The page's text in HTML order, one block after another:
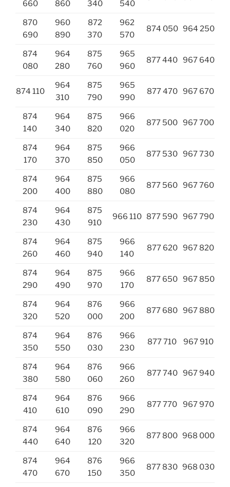
660 860 340 540
870
690
960
890
872
370
962
570
874 050 964 250
874
080
964
280
875
760
965
960
877 440 967 640
874 110
964
310
875
790
965
990
877 470 967 670
874
140
964
340
875
820
966
020
877 500 967 700
874
170
964
370
875
850
966
050
877 530 967 730
874
200
964
400
875
880
966
080
877 560 967 760
874
230
964
430
875
910
966 110 877 590 967 790
874
260
964
460
875
940
966
140
877 620 967 820
874
290
964
490
875
970
966
170
877 650 967 850
874
320
964
520
876
000
966
200
877 680 967 880
874
350
964
550
876
030
966
230
877 710 967 910
874
380
964
580
876
060
966
260
877 740 967 940
874
410
964
610
876
090
966
290
877 770 967 970
874
440
964
640
876
120
966
320
877 800 968 000
874
470
964
670
876
150
966
350
877 830 968 030